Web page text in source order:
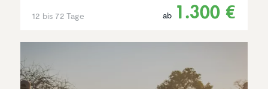
12 bis 72 Tage ab 1.300 €